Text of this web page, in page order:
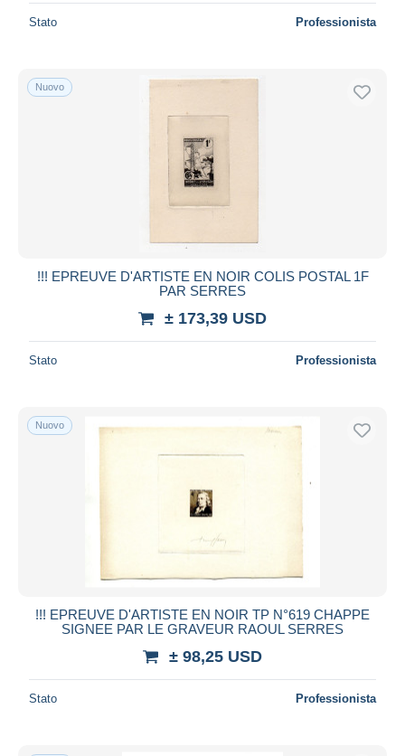
Stato Professionista
Nuovo
!!! EPREUVE D'ARTISTE EN NOIR COLIS POSTAL 1F
PAR SERRES
± 173,39 USD
Stato Professionista
Nuovo
!!! EPREUVE D'ARTISTE EN NOIR TP N°619 CHAPPE
SIGNEE PAR LE GRAVEUR RAOUL SERRES
± 98,25 USD
Stato Professionista